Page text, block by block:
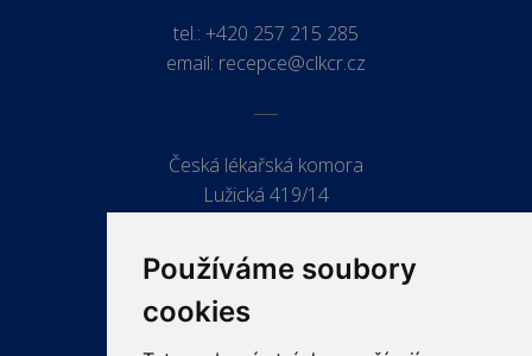
Používáme soubory
cookies
tel.: +420 257 215 285
email: recepce@clkcr.cz
Česká lékařská komora
Lužická 419/14